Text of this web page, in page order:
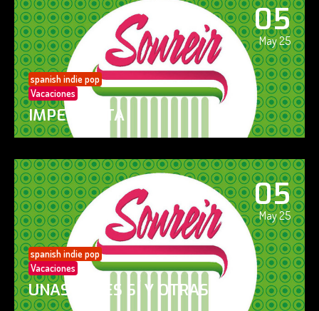
05
May 25
spanish indie pop
Vacaciones
IMPERFECTA
05
May 25
spanish indie pop
Vacaciones
UNAS VECES SÍ Y OTRAS NO